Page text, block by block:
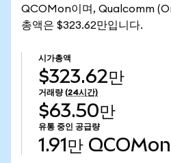
QCOMon이며, Qualcomm
총액은 $323.62만입니다.
시가총액
$323.62만
거래량 (24시간)
$63.50만
유통 중인 공급량
1.91만 QCOMon